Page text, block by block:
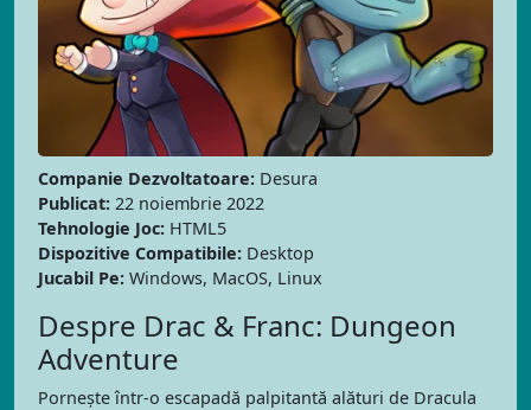
Companie Dezvoltatoare: Desura
Publicat: 22 noiembrie 2022
Tehnologie Joc: HTML5
Dispozitive Compatibile: Desktop
Jucabil Pe: Windows, MacOS, Linux
Despre Drac & Franc: Dungeon
Adventure
Pornește într-o escapadă palpitantă alături de Dracula